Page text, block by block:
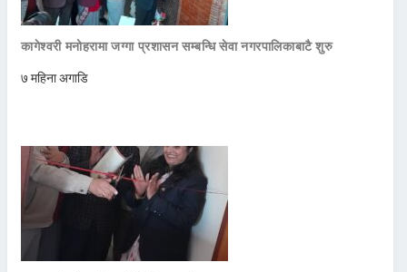
कागेश्वरी मनोहरामा जग्गा प्रशासन सम्बन्धि सेवा नगरपालिकाबाटै शुरु
७ महिना अगाडि